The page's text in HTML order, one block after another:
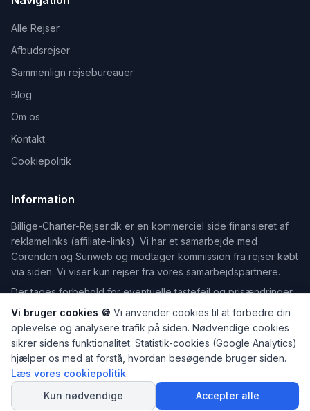
Alle Rejser
Afbudsrejser
Sammenlign rejsebureauer
Blog
Om os
Kontakt
Cookiepolitik
Information
Billige-Charter-Rejser.dk er en kommerciel side finansieret af
reklamelinks (affiliate-links). Vi har et samarbejde med
Corendon og Sunweb og modtager kommission fra rejser købt
via siden. Vi viser kun rejser fra vores samarbejdspartnere.
Der tages forbehold for eventuelle tastefejl og prisændringer.
© 2026Billige-Charter-Rejser.dk — Din guide til billige rejser
Dele af indholdet på dette website er udarbejdet med hjælp fra
kunstig intelligens. Læs mere på vores Om os-side.
SPØRG
AI Rejseguiden
Vi bruger cookies 🍪 Vi anvender cookies til at forbedre din
oplevelse og analysere trafik på siden. Nødvendige cookies
sikrer sidens funktionalitet. Statistik-cookies (Google Analytics)
hjælper os med at forstå, hvordan besøgende bruger siden.
Læs vores cookiepolitik
Kun nødvendige
Accepter alle